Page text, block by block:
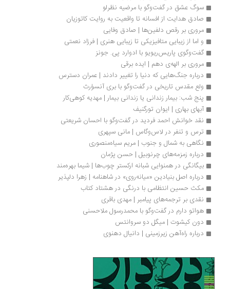
سوگ عشق در گفت‌وگو با مرضیه نظرلو
صادق هدایت از افسانه تا واقعیت به روایت کاتوزیان
مروری بر رقص دلفین‌ها | صادق وفایی
و اما از زیبایی متافیزیکی تا زیبایی هنری | فرزاد نعمتی
گفت‌وگوی پاریس‌ریویو با ادوارد پی. جونز
مروری بر الهه‌ی دهم | ایده برقی
درباره جنگ‌هایی که دنیا را تغییر دادند | عمران دسترس
ولع مقدس تاریخی در گفت‌وگو با بری آنسوُرث
پنج شب: بیمار زندانی یا زندانی بیمار | مهدیه کوهی‌کار
آبهای بهاری | ایوان تورگنیف
نقد خوانش احمد فردید در گفت‌وگو با احسان شریعتی
ترس و تنفر در لاس‌وگاس | مانی سپهری
نگاهی به شمال و جنوب | مریم سیاه‌منصوری
درباره زمزمه‌های چرنوبیل | حسن پژمان
بیگانگی در همنوایی شبانه ارکستر چوب‌ها | شیما بهره‌مند
درباره اصل بنیادین «میانه‌روی» در شاهنامه | زهرا دلپذیر
مکث حسین انتظامی با درنگی در هشتاد کتاب
نقدی بر ترجمه‌های پیامبر | مهدی باقری
هواتو دارم در گفت‌وگو با محمدرسول ملاحسنی
دون کیشوت | میگل دو سروانتس
درباره راه‌آهن زیرزمینی | دانیال دهنوی